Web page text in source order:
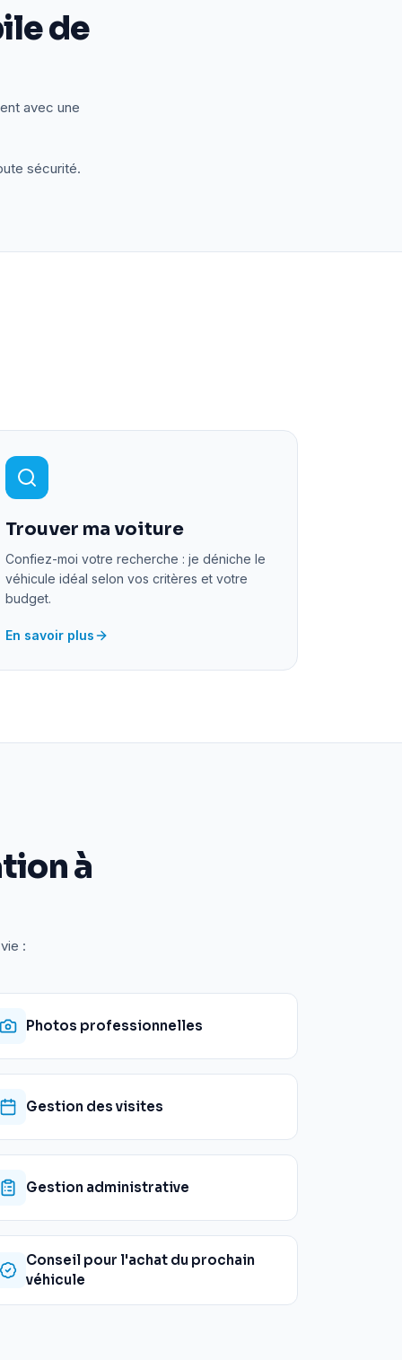
de
avec une
sécurité.
Trouver ma voiture
Confiez-moi votre recherche : je déniche le
véhicule idéal selon vos critères et votre
budget.
En savoir plus
à
:
Photos professionnelles
Gestion des visites
Gestion administrative
Conseil pour l'achat du prochain
véhicule